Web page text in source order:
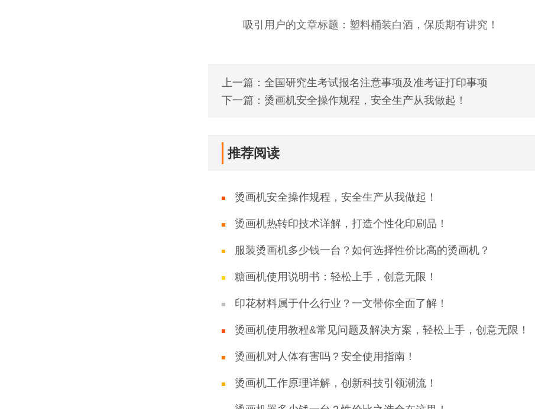
吸引用户的文章标题：塑料桶装白酒，保质期有讲究！
上一篇：全国研究生考试报名注意事项及准考证打印事项
下一篇：烫画机安全操作规程，安全生产从我做起！
推荐阅读
烫画机安全操作规程，安全生产从我做起！
烫画机热转印技术详解，打造个性化印刷品！
服装烫画机多少钱一台？如何选择性价比高的烫画机？
糖画机使用说明书：轻松上手，创意无限！
印花材料属于什么行业？一文带你全面了解！
烫画机使用教程&常见问题及解决方案，轻松上手，创意无限！
烫画机对人体有害吗？安全使用指南！
烫画机工作原理详解，创新科技引领潮流！